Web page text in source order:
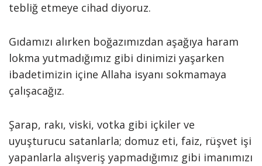
tebliğ etmeye cihad diyoruz.
Gıdamızı alırken boğazımızdan aşağıya haram
lokma yutmadığımız gibi dinimizi yaşarken
ibadetimizin içine Allaha isyanı sokmamaya
çalışacağız.
Şarap, rakı, viski, votka gibi içkiler ve
uyuşturucu satanlarla; domuz eti, faiz, rüşvet işi
yapanlarla alışveriş yapmadığımız gibi imanımızı